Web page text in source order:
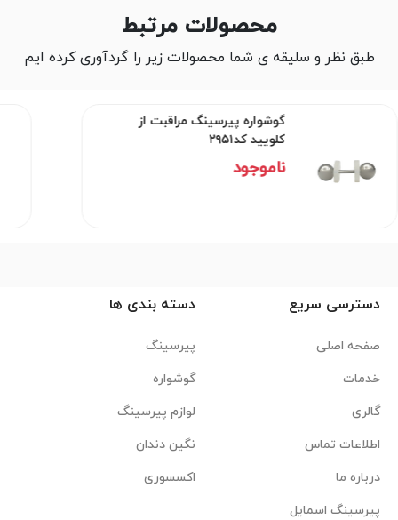
محصولات مرتبط
طبق نظر و سلیقه ی شما محصولات زیر را گردآوری کرده ایم
گوشواره پیرسینگ مراقبت از
کلویید کد۲۹۵۱
ناموجود
دسترسی سریع
صفحه اصلی
خدمات
گالری
اطلاعات تماس
درباره ما
پیرسینگ اسمایل
دسته بندی ها
پیرسینگ
گوشواره
لوازم پیرسینگ
نگین دندان
اکسسوری